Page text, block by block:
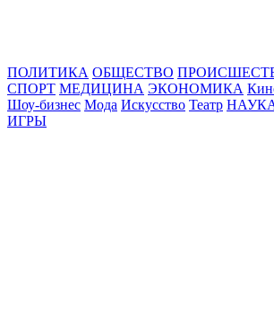
ПОЛИТИКА ОБЩЕСТВО
СПОРТ МЕДИЦИНА ЭКОНОМИКА
Шоу-бизнес Мода Искусство Театр
ИГРЫ